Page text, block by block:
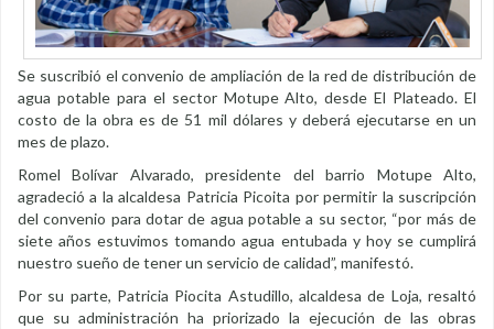
Se suscribió el convenio de ampliación de la red de distribución de
agua potable para el sector Motupe Alto, desde El Plateado. El
costo de la obra es de 51 mil dólares y deberá ejecutarse en un
mes de plazo.
Romel Bolívar Alvarado, presidente del barrio Motupe Alto,
agradeció a la alcaldesa Patricia Picoita por permitir la suscripción
del convenio para dotar de agua potable a su sector, “por más de
siete años estuvimos tomando agua entubada y hoy se cumplirá
nuestro sueño de tener un servicio de calidad”, manifestó.
Por su parte, Patricia Piocita Astudillo, alcaldesa de Loja, resaltó
que su administración ha priorizado la ejecución de las obras